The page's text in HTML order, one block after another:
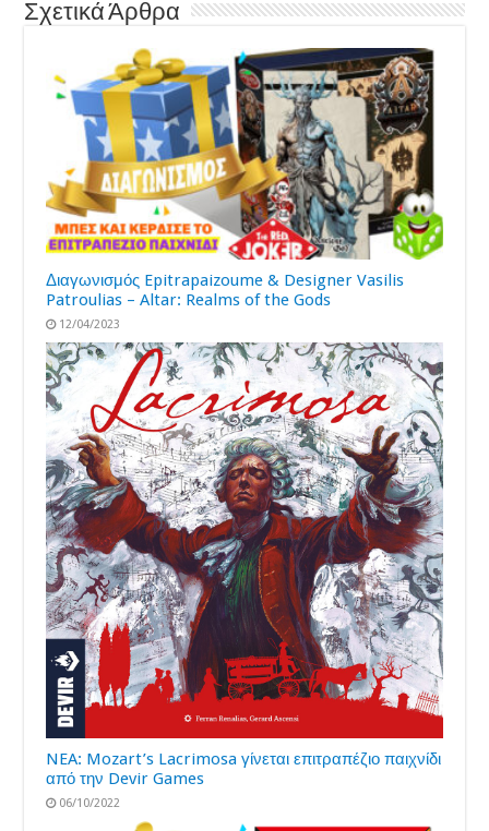
Σχετικά Άρθρα
Διαγωνισμός Epitrapaizoume & Designer Vasilis
Patroulias – Altar: Realms of the Gods
12/04/2023
NEA: Mozart’s Lacrimosa γίνεται επιτραπέζιο παιχνίδι
από την Devir Games
06/10/2022